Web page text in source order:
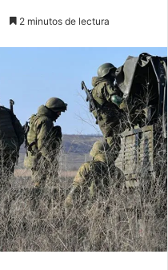
2 minutos de lectura